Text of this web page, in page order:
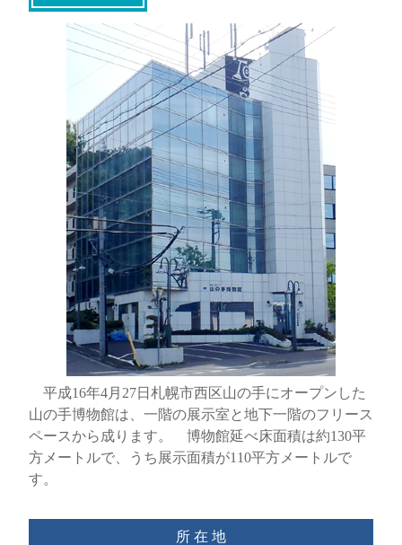
平成16年4月27日札幌市西区山の手にオープンした
山の手博物館は、一階の展示室と地下一階のフリース
ペースから成ります。 博物館延べ床面積は約130平
方メートルで、うち展示面積が110平方メートルで
す。
所 在 地